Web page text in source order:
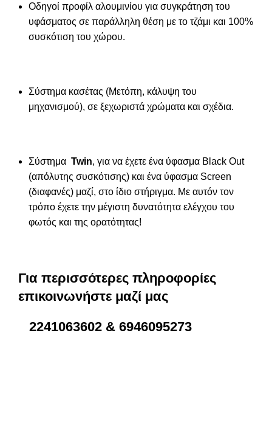
Οδηγοί προφίλ αλουμινίου για συγκράτηση του
υφάσματος σε παράλληλη θέση με το τζάμι και 100%
συσκότιση του χώρου.
Σύστημα κασέτας (Μετόπη, κάλυψη του
μηχανισμού), σε ξεχωριστά χρώματα και σχέδια.
Σύστημα Twin, για να έχετε ένα ύφασμα Black Out
(απόλυτης συσκότισης) και ένα ύφασμα Screen
(διαφανές) μαζί, στο ίδιο στήριγμα. Με αυτόν τον
τρόπο έχετε την μέγιστη δυνατότητα ελέγχου του
φωτός και της ορατότητας!
Για περισσότερες πληροφορίες
επικοινωνήστε μαζί μας
2241063602 & 6946095273